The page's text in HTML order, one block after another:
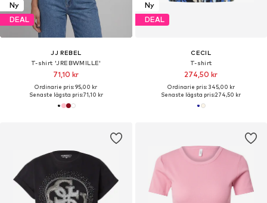
Ny
DEAL
JJ REBEL
T-shirt 'JREBWMILLE'
71,10 kr
Ordinarie pris: 95,00 kr
Senaste lägsta pris:71,10 kr
Ny
DEAL
CECIL
T-shirt
274,50 kr
Ordinarie pris: 345,00 kr
Senaste lägsta pris:274,50 kr